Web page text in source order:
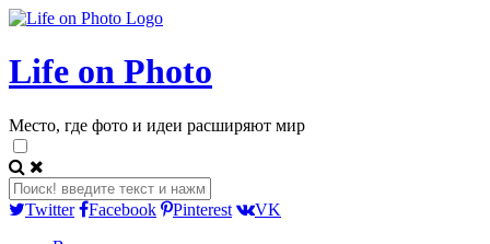
Life on Photo
Место, где фото и идеи расширяют мир
Twitter Facebook Pinterest
VK